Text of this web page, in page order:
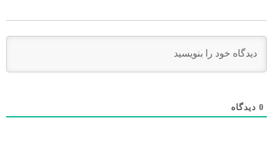
0دیدگاه